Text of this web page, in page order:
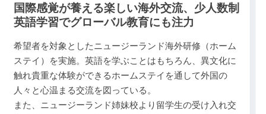
国際感覚が養える楽しい海外交流、少人数制
英語学習でグローバル教育にも注力
希望者を対象としたニュージーランド海外研修（ホーム
ステイ）を実施。英語を学ぶことはもちろん、異文化に
触れ貴重な体験ができるホームステイを通して外国の
人々と心温まる交流を図っている。
また、ニュージーランド姉妹校より留学生の受け入れ交